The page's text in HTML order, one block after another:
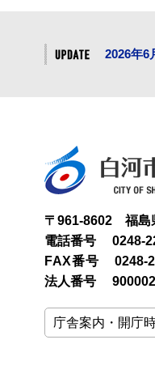
2026年6
〒961-8602 福島
電話番号
0248-
FAX番号
0248-
法人番号
庁舎案内・開庁